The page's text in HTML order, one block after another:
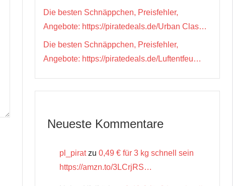
Die besten Schnäppchen, Preisfehler,
Angebote: https://piratedeals.de/Urban Clas…
Die besten Schnäppchen, Preisfehler,
Angebote: https://piratedeals.de/Luftentfeu…
Neueste Kommentare
pl_piratzu 0,49 € für 3 kg schnell sein
https://amzn.to/3LCrjRS…